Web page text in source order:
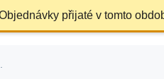
přijaté v tomto